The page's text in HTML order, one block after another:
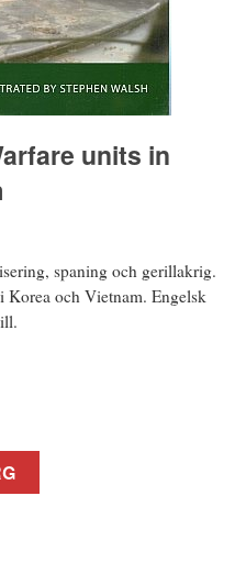
units in
spaning och gerillakrig.
och Vietnam. Engelsk